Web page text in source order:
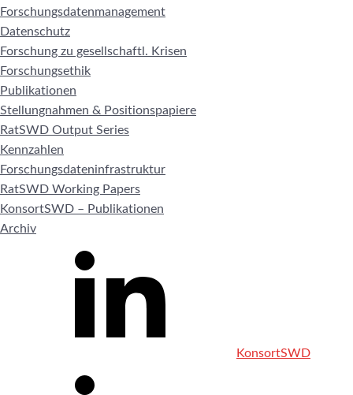
Forschungsdatenmanagement
Datenschutz
Forschung zu gesellschaftl. Krisen
Forschungsethik
Publikationen
Stellungnahmen & Positionspapiere
RatSWD Output Series
Kennzahlen
Forschungsdateninfrastruktur
RatSWD Working Papers
KonsortSWD – Publikationen
Archiv
KonsortSWD